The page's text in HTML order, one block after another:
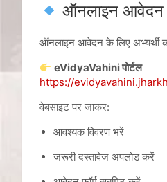
ऑनलाइन
ऑनलाइन आवेदन के लिए अभ्यर्थी
eVidyaVahini पोर्टल
https://
वेबसाइट पर जाकर:
आवश्यक विवरण भरें
जरूरी दस्तावेज अपलोड करें